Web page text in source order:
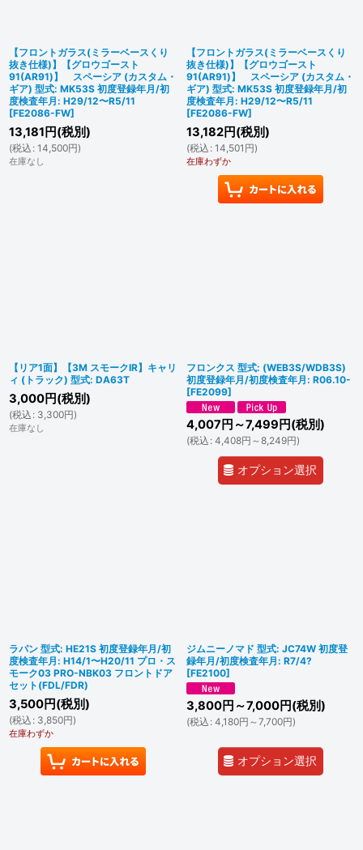
【フロントガラス(ミラーベースくり
抜き仕様)】【グロウゴースト
91(AR91)】 スペーシア (カスタム・
ギア) 型式: MK53S 初度登録年月/初
度検査年月: H29/12〜R5/11
[FE2086-FW]
13,181 円(税別)
(税込 : 14,500円)
在庫なし
【フロントガラス(ミラーベースくり
抜き仕様)】【グロウゴースト
91(AR91)】 スペーシア (カスタム・
ギア) 型式: MK53S 初度登録年月/初
度検査年月: H29/12〜R5/11
[FE2086-FW]
13,182円(税別)
(税込 : 14,501 円)
在庫わずか
【リア1面】【3M スモークIR】キャリ
ィ (トラック) 型式: DA63T
3,000円(税別)
(税込 : 3,300円)
在庫なし
フロンクス 型式: (WEB3S/WDB3S)
初度登録年月/初度検査年月: R06.10-
[FE2099]
4,007 円 ～7,499 円(税別)
(税込 : 4,408円 ～8,249円)
オプション選択
ラパン 型式: HE21S 初度登録年月/初
度検査年月: H14/1〜H20/11 プロ・ス
モーク03 PRO-NBK03 フロントドア
セット(FDL/FDR)
3,500円(税別)
(税込 : 3,850円)
在庫わずか
ジムニーノマド 型式: JC74W 初度登
録年月/初度検査年月: R7/4?
[FE2100]
3,800円 ～7,000円(税別)
(税込 : 4,180円 ～7,700円)
オプション選択